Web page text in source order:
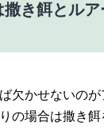
き餌とル
欠かせないのが
の場合は撒き